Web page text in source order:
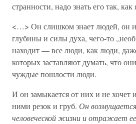
странности, надо знать его так, как
<…> Он слишком знает людей, он
глубины и силы духа, чего-то
находит — все люди, как люди,
которых заставляют думать, что
чуждые пошлости люди.
И он замыкается от них и не хочет
ними резок и груб. Он
человеческой жизни и отражает